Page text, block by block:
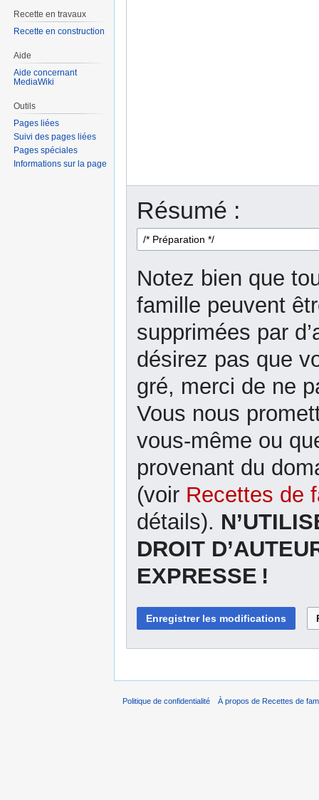
Résumé :
Notez bien que
famille peuvent
supprimées par
désirez pas que
gré, merci de ne
Vous nous
vous-même ou
provenant du
(voir Recettes de
détails).
DROIT
EXPRESSE !
Recette en travaux
Recette en construction
Aide
Aide concernant
MediaWiki
Outils
Pages liées
Suivi des pages liées
Pages spéciales
Informations sur la page
Politique de confidentialité À propos de Recettes de